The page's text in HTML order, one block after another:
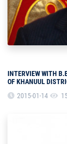
INTERVIEW WITH
OF KHANUUL
2015-01-14